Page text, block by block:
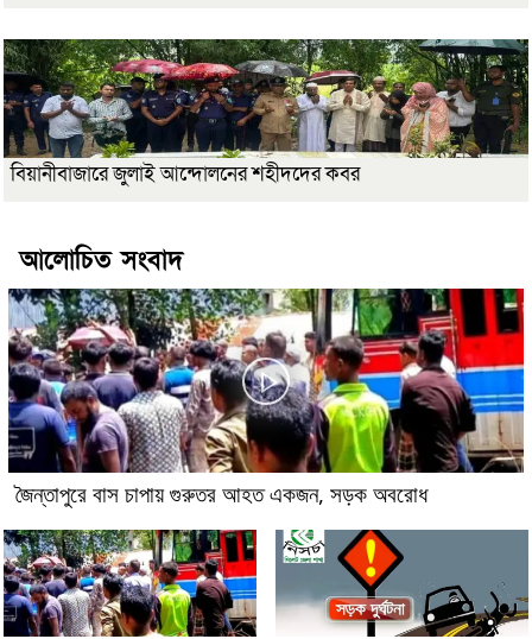
বিয়ানীবাজারে জুলাই আন্দোলনের শহীদদের কবর
আলোচিত সংবাদ
জৈন্তাপুরে বাস চাপায় গুরুতর আহত একজন, সড়ক অবরোধ